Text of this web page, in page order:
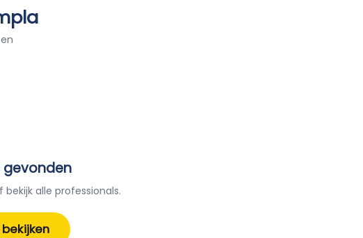
gevonden
alle professionals.